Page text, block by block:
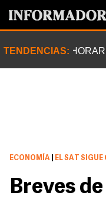
TENDENCIAS:
ECONOMÍA EL SAT SIGUE
Breves